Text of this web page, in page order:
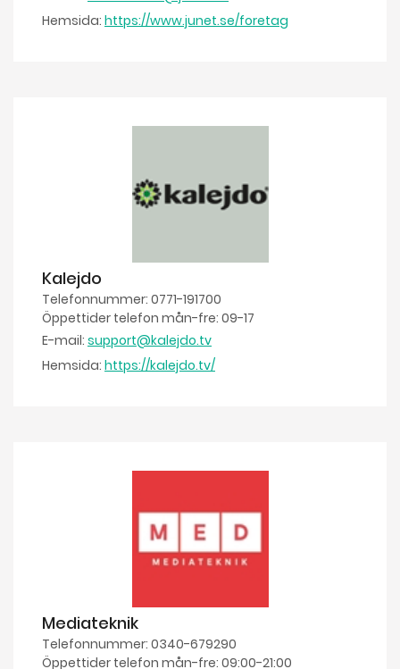
Hemsida: https://www.junet.se/foretag
Kalejdo
Telefonnummer: 0771-191700
Öppettider telefon mån-fre: 09-17
E-mail: support@kalejdo.tv
Hemsida: https://kalejdo.tv/
Mediateknik
Telefonnummer: 0340-679290
Öppettider telefon mån-fre: 09:00-21:00